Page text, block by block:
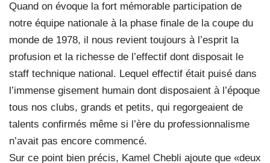
Quand on évoque la fort mémorable participation de
notre équipe nationale à la phase finale de la coupe du
monde de 1978, il nous revient toujours à l’esprit la
profusion et la richesse de l’effectif dont disposait le
staff technique national. Lequel effectif était puisé dans
l’immense gisement humain dont disposaient à l’époque
tous nos clubs, grands et petits, qui regorgeaient de
talents confirmés même si l’ère du professionnalisme
n’avait pas encore commencé.
Sur ce point bien précis, Kamel Chebli ajoute que «deux